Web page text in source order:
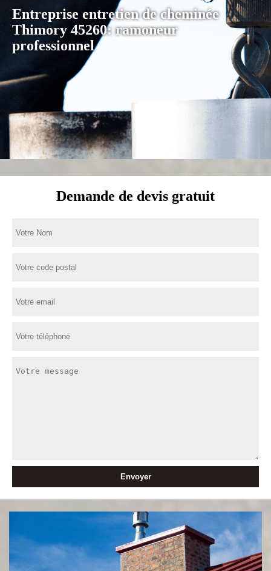
Entreprise entretien de cheminée
Thimory 45260: ramoneur
professionnel
Demande de devis gratuit